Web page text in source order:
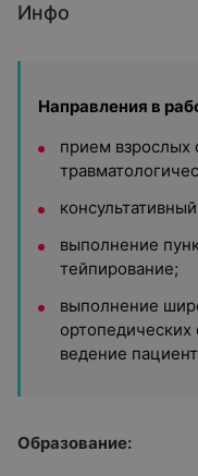
Инфо
Направления в
прием взрослых
выполнение
тейпирование;
выполнение
ведение
Образование: